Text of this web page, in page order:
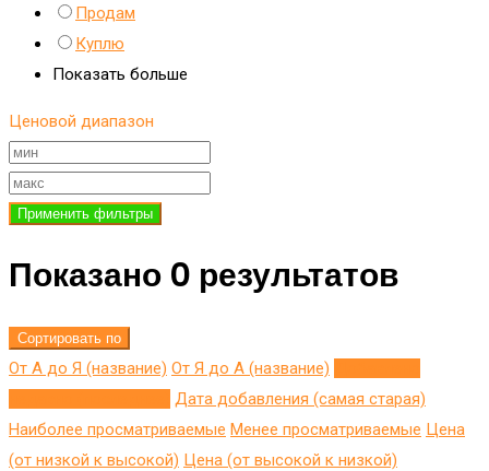
Продам
Куплю
Показать больше
Ценовой диапазон
Применить фильтры
Показано 0 результатов
Сортировать по
От А до Я (название) От Я до A (название)
Дата добавления (самая старая)
Наиболее просматриваемые Менее просматриваемые Цена
(от низкой к высокой) Цена (от высокой к низкой)